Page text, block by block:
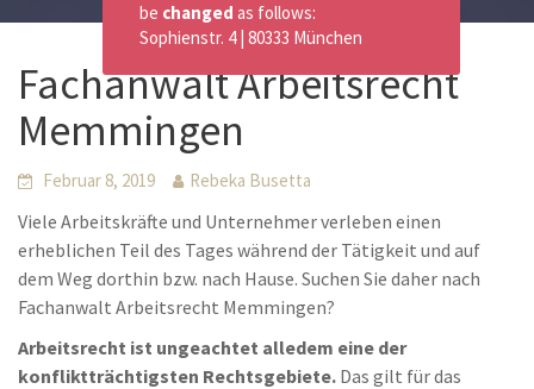
Fachanwalt Arbeitsrecht
Memmingen
Februar 8, 2019 Rebeka Busetta
Viele Arbeitskräfte und Unternehmer verleben einen
erheblichen Teil des Tages während der Tätigkeit und auf
dem Weg dorthin bzw. nach Hause. Suchen Sie daher nach
Fachanwalt Arbeitsrecht Memmingen?
Arbeitsrecht ist ungeachtet alledem eine der
konfliktträchtigsten Rechtsgebiete. Das gilt für das
be changed as follows:
Sophienstr. 4 | 80333 München